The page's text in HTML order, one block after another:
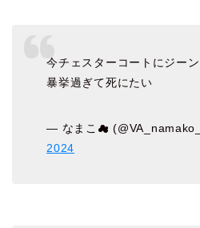
今チェスターコートにジー
暴挙過ぎて死にたい
— なまこ☁
2024